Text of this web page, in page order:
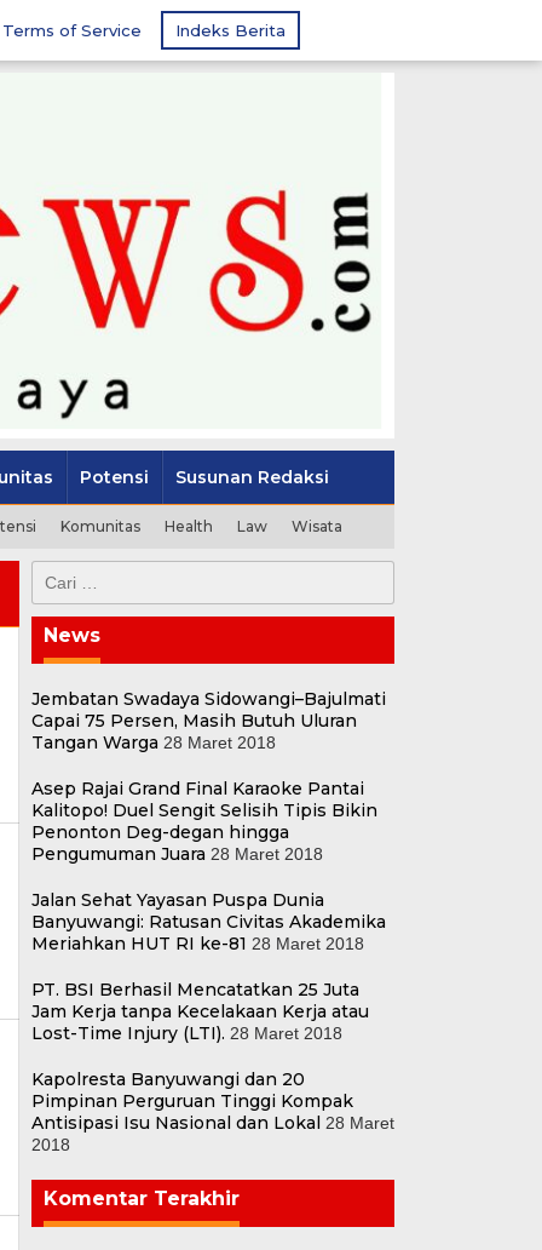
Terms of Service Indeks Berita
Potensi Susunan Redaksi
Komunitas Health Law Wisata
untuk:
News
Jembatan Swadaya Sidowangi–Bajulmati
Capai 75 Persen, Masih Butuh Uluran
Tangan Warga 28 Maret 2018
Asep Rajai Grand Final Karaoke Pantai
Kalitopo! Duel Sengit Selisih Tipis Bikin
Penonton Deg-degan hingga
Pengumuman Juara 28 Maret 2018
Jalan Sehat Yayasan Puspa Dunia
Banyuwangi: Ratusan Civitas Akademika
Meriahkan HUT RI ke-81 28 Maret 2018
PT. BSI Berhasil Mencatatkan 25 Juta
Jam Kerja tanpa Kecelakaan Kerja atau
Lost-Time Injury (LTI). 28 Maret 2018
Kapolresta Banyuwangi dan 20
Pimpinan Perguruan Tinggi Kompak
Antisipasi Isu Nasional dan Lokal 28 Maret
2018
Komentar Terakhir